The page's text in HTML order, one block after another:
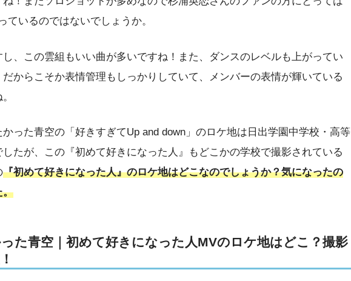
ているのではないでしょうか。
、この雲組もいい曲が多いですね！また、ダンスのレベルも上がってい
だからこそか表情管理もしっかりしていて、メンバーの表情が輝いている
った青空の「好きすぎてUp and down」のロケ地は日出学園中学校・高等
たが、この『初めて好きになった人』もどこかの学校で撮影されている
『初めて好きになった人』のロケ地はどこなのでしょうか？気になったの
。
た青空｜初めて好きになった人MVのロケ地はどこ？撮影